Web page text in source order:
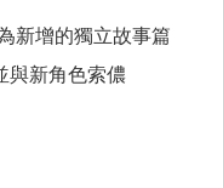
新增的獨立故事篇
與新角色索儂